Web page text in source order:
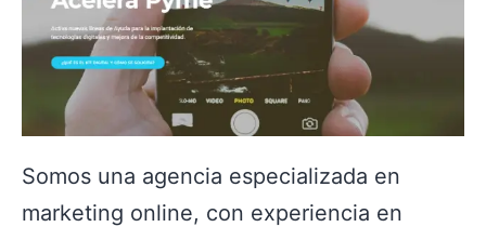
Somos una agencia especializada en
marketing online, con experiencia en